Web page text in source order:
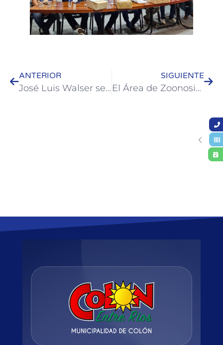
ANTERIOR
José Luis Walser se reunió con los legisladores departamentales y gestiona la incorporación de obras para Colón en el Presupuesto 2026
SIGUIENTE
El Área de Zoonosis brinda turnos de castración para noviembre y refuerza desparasitación y vacunación antirrábica